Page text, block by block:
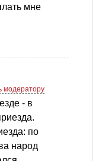
мне
модератору
- в
по
народ